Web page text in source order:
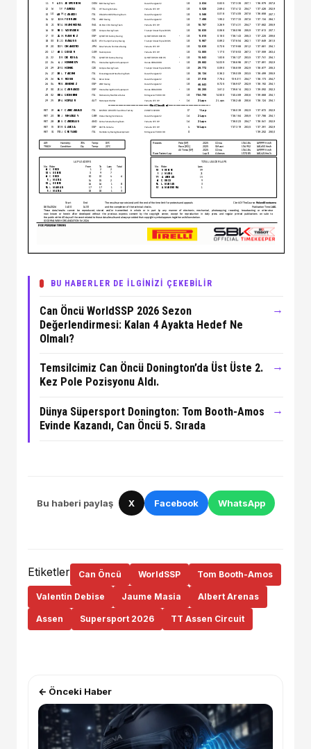
BU HABERLER DE İLGİNİZİ ÇEKEBİLİR
Can Öncü WorldSSP 2026 Sezon
Değerlendirmesi: Kalan 4 Ayakta Hedef Ne
Olmalı?
→
Temsilcimiz Can Öncü Donington’da Üst Üste 2.
Kez Pole Pozisyonu Aldı.
→
Dünya Süpersport Donington: Tom Booth-Amos
Evinde Kazandı, Can Öncü 5. Sırada
→
Bu haberi paylaş X Facebook WhatsApp
Etiketler Can Öncü WorldSSP Tom Booth-Amos
Valentin Debise Jaume Masia Albert Arenas
Assen Supersport 2026 TT Assen Circuit
← Önceki Haber